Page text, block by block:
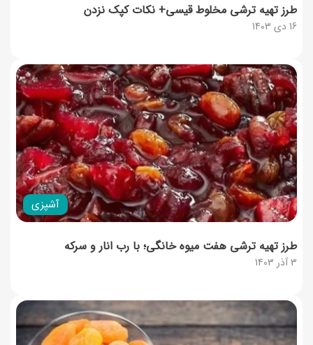
16 دی 1403
طرز تهیه ترشی مخلوط قیسی+ نکات کپک نزدن
آشپزی
3 آذر 1403
طرز تهیه ترشی هفت میوه خانگی؛ با رب انار و سرکه